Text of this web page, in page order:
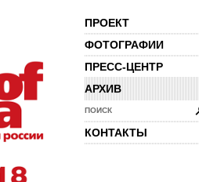
ПРОЕКТ
ФОТОГРАФИИ
ПРЕСС-ЦЕНТР
АРХИВ
ПОИСК
КОНТАКТЫ